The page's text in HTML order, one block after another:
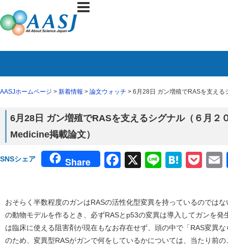
AASJホームページ > 新着情報 > 論文ウォッチ > 6月28日 ガン増殖でRASを支え
6月28日 ガン増殖でRASを支えるシグナル（６月
Medicine掲載論文）
SNSシェア Share Facebook
X Line
おそらく半数程度のガンはRASの活性化型変異を持っているのでは
の動物モデルを作るとき、必ずRASとp53の変異は導入してガンを発
は臨床に使える阻害剤が現在もなお存在せず、頭の中で「RAS変異
のため、変異型RASがガンで何をしているかについては、当たり前